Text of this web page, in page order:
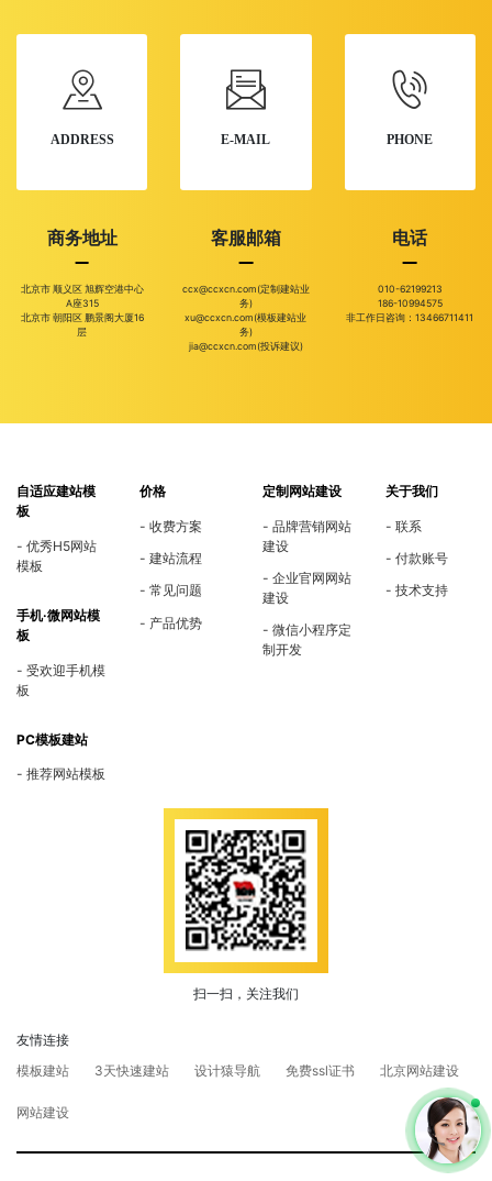
ADDRESS
商务地址
北京市 顺义区 旭辉空港中心
A座315
北京市 朝阳区 鹏景阁大厦16
层
E-MAIL
客服邮箱
ccx@ccxcn.com(定制建站业
务)
xu@ccxcn.com(模板建站业
务)
jia@ccxcn.com(投诉建议)
PHONE
电话
010-62199213
186-10994575
非工作日咨询：13466711411
自适应建站模
板
优秀H5网站
模板
手机·微网站模
板
受欢迎手机模
板
PC模板建站
推荐网站模板
价格
收费方案
建站流程
常见问题
产品优势
定制网站建设
品牌营销网站
建设
企业官网网站
建设
微信小程序定
制开发
关于我们
联系
付款账号
技术支持
扫一扫，关注我们
友情连接
模板建站
3天快速建站 设计猿导航 免费ssl证书 北京网站建设
网站建设